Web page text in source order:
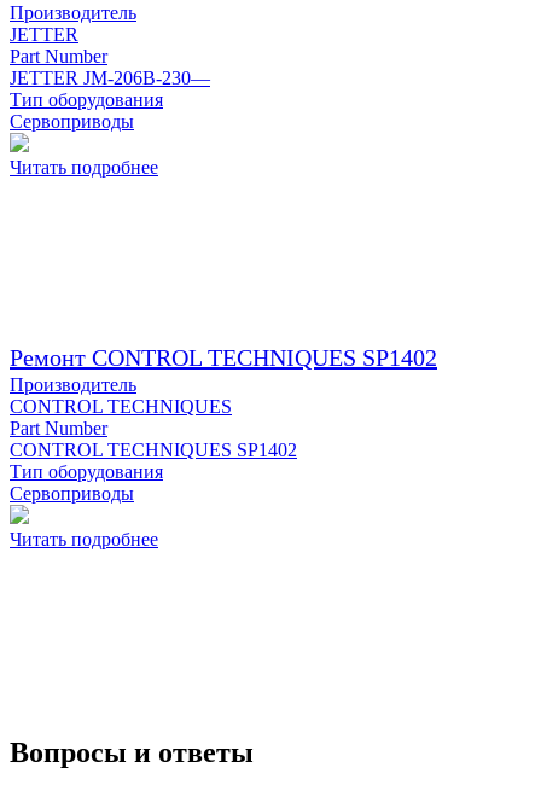
Производитель
JETTER
Part Number
JETTER JM-206B-230—
Тип оборудования
Сервоприводы
Читать подробнее
Ремонт CONTROL TECHNIQUES SP1402
Производитель
CONTROL TECHNIQUES
Part Number
CONTROL TECHNIQUES SP1402
Тип оборудования
Сервоприводы
Читать подробнее
Вопросы и ответы